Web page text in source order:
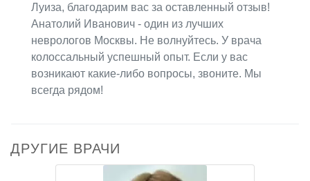
Луиза, благодарим вас за оставленный отзыв!
Анатолий Иванович - один из лучших
неврологов Москвы. Не волнуйтесь. У врача
колоссальный успешный опыт. Если у вас
возникают какие-либо вопросы, звоните. Мы
всегда рядом!
ДРУГИЕ ВРАЧИ